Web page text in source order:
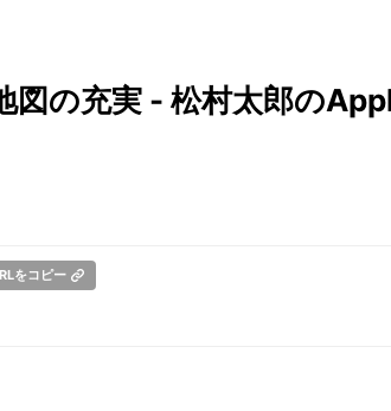
図の充実 - 松村太郎の
をコピー